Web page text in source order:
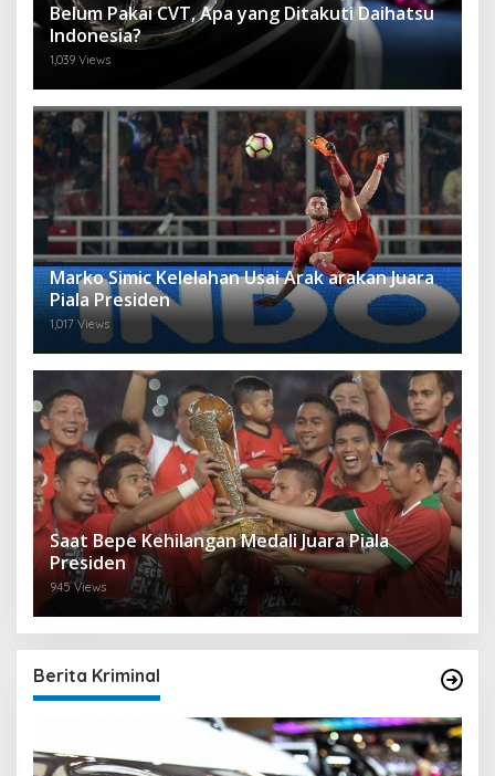
Belum Pakai CVT, Apa yang Ditakuti Daihatsu
Indonesia?
1,039 Views
Marko Simic Kelelahan Usai Arak arakan Juara
Piala Presiden
1,017 Views
Saat Bepe Kehilangan Medali Juara Piala
Presiden
945 Views
Berita Kriminal